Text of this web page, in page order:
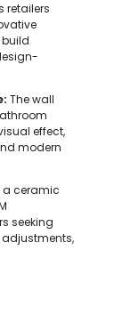
retailers
The wall
effect,
modern
a ceramic
seeking